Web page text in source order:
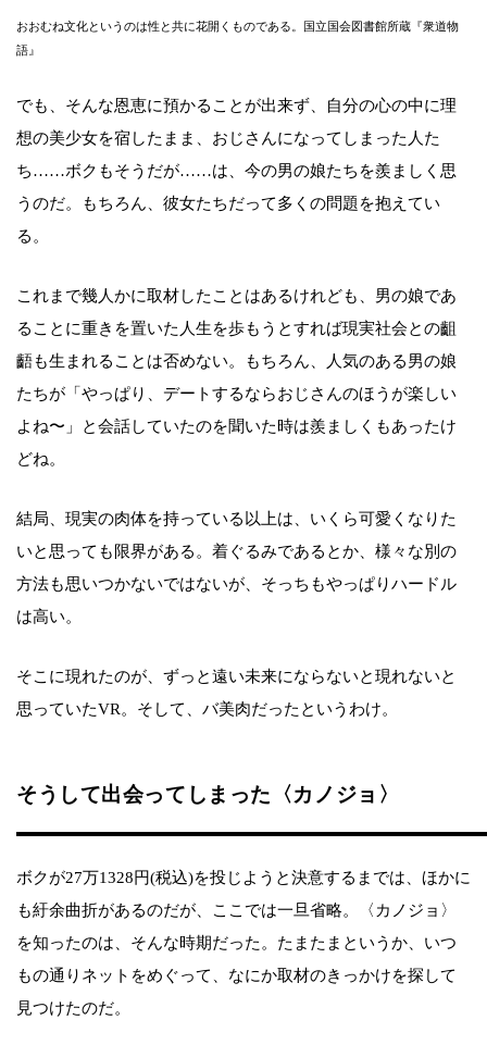
おおむね文化というのは性と共に花開くものである。国立国会図書館所蔵『衆道物
語』
でも、そんな恩恵に預かることが出来ず、自分の心の中に理
想の美少女を宿したまま、おじさんになってしまった人た
ち……ボクもそうだが……は、今の男の娘たちを羨ましく思
うのだ。もちろん、彼女たちだって多くの問題を抱えてい
る。
これまで幾人かに取材したことはあるけれども、男の娘であ
ることに重きを置いた人生を歩もうとすれば現実社会との齟
齬も生まれることは否めない。もちろん、人気のある男の娘
たちが「やっぱり、デートするならおじさんのほうが楽しい
よね〜」と会話していたのを聞いた時は羨ましくもあったけ
どね。
結局、現実の肉体を持っている以上は、いくら可愛くなりた
いと思っても限界がある。着ぐるみであるとか、様々な別の
方法も思いつかないではないが、そっちもやっぱりハードル
は高い。
そこに現れたのが、ずっと遠い未来にならないと現れないと
思っていたVR。そして、バ美肉だったというわけ。
そうして出会ってしまった〈カノジョ〉
ボクが27万1328円(税込)を投じようと決意するまでは、ほかに
も紆余曲折があるのだが、ここでは一旦省略。〈カノジョ〉
を知ったのは、そんな時期だった。たまたまというか、いつ
もの通りネットをめぐって、なにか取材のきっかけを探して
見つけたのだ。